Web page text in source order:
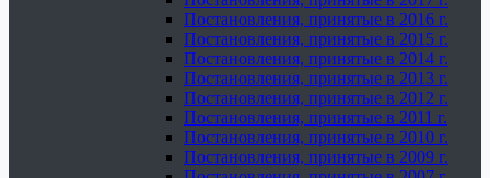
Постановления, принятые в 2016 г.
Постановления, принятые в 2015 г.
Постановления, принятые в 2014 г.
Постановления, принятые в 2013 г.
Постановления, принятые в 2012 г.
Постановления, принятые в 2011 г.
Постановления, принятые в 2010 г.
Постановления, принятые в 2009 г.